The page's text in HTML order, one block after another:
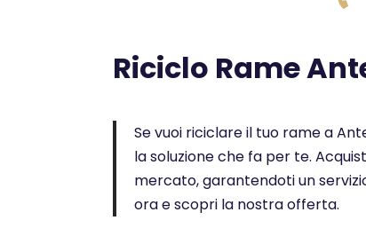
Riciclo Rame
Se vuoi riciclare il tuo rame a
la soluzione che fa per te.
mercato, garantendoti un
ora e scopri la nostra offerta.